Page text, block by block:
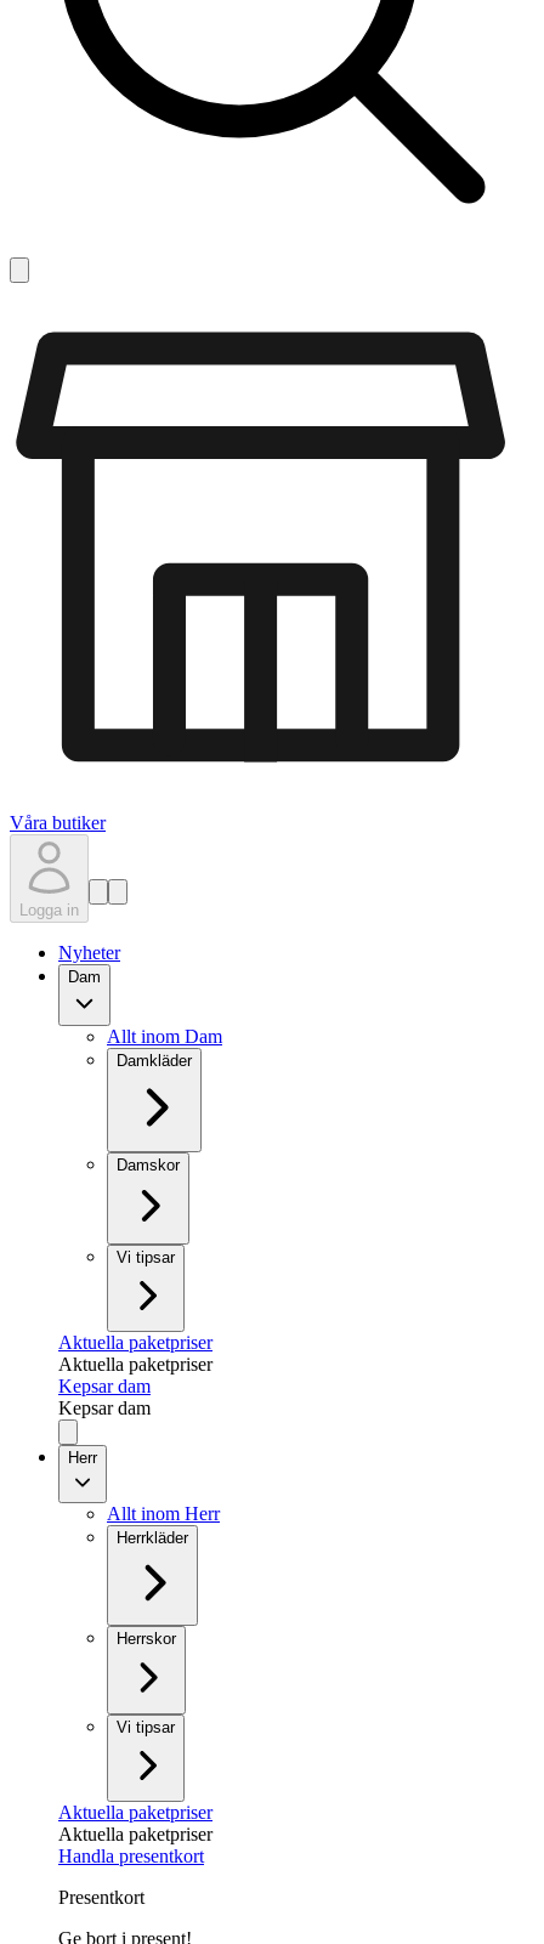
Våra butiker
Logga in
Nyheter
Dam
Allt inom Dam
Damkläder
Damskor
Vi tipsar
Aktuella paketpriser
Aktuella paketpriser
Kepsar dam
Kepsar dam
Herr
Allt inom Herr
Herrkläder
Herrskor
Vi tipsar
Aktuella paketpriser
Aktuella paketpriser
Handla presentkort
Presentkort
Ge bort i present!